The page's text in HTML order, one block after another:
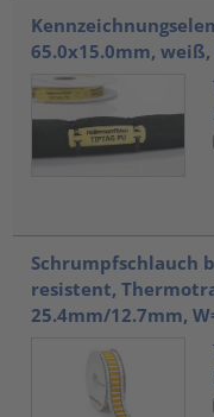
65.0x15.0mm, weiß,
Schrumpfschlauch
resistent,
25.4mm/12.7mm,